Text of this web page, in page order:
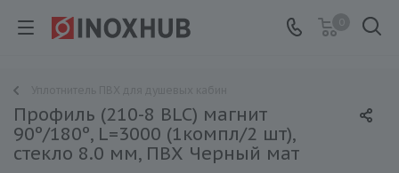
0
Профиль (210-8 BLC) магнит
90º/180º, L=3000 (1компл/2 шт),
стекло 8.0 мм, ПВХ Черный мат